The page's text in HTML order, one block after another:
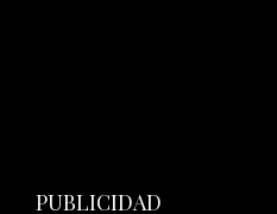
PUBLICIDAD